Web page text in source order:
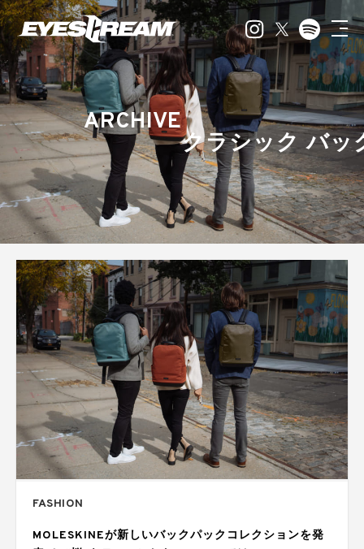
ARCHIVE
クラシック バッ
FASHION
MOLESKINEが新しいバックパックコレクションを発